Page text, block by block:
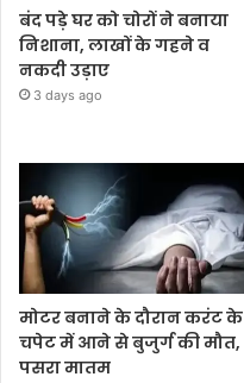
बंद पड़े घर को चोरों ने बनाया
निशाना, लाखों के गहने व
नकदी उड़ाए
3 days ago
मोटर बनाने के दौरान करंट के
चपेट में आने से बुजुर्ग की मौत,
पसरा मातम